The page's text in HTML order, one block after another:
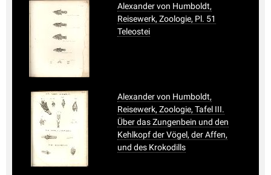
Alexander von Humboldt,
Reisewerk, Zoologie, Pl. 51
Teleostei
Alexander von Humboldt,
Reisewerk, Zoologie, Tafel III.
Über das Zungenbein und den
Kehlkopf der Vögel, der Affen,
und des Krokodills